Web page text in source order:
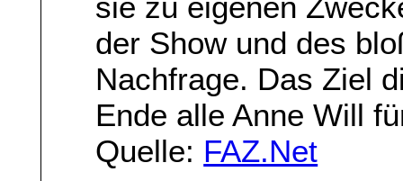
der Show und des
Nachfrage. Das Ziel
Ende alle Anne Will
Quelle: FAZ.Net